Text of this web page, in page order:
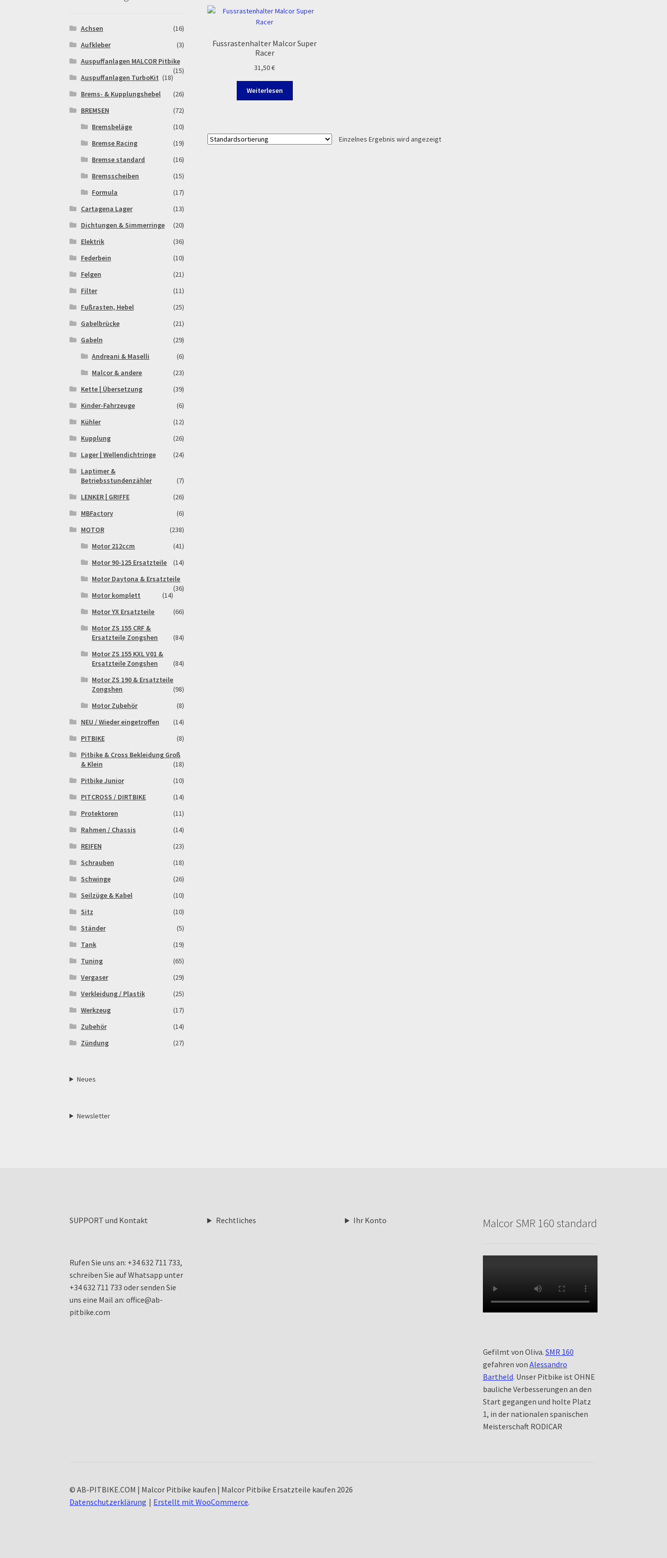
Zahlung & Versand
Fussrastenhalter Malcor Super
Racer
31,50€
Weiterlesen
Einzelnes Ergebnis wird angezeigt
Achsen
(16)
Aufkleber
(3)
Auspuffanlagen MALCOR Pitbike
(15)
Auspuffanlagen TurboKit (18)
Brems- & Kupplungshebel
(26)
BREMSEN
(72)
Bremsbeläge
(10)
Bremse Racing
(19)
Bremse standard
(16)
Bremsscheiben
(15)
Formula
(17)
Cartagena Lager
(13)
Dichtungen & Simmerringe
(20)
Elektrik
(36)
Federbein
(10)
Felgen
(21)
Filter
(11)
Fußrasten, Hebel
(25)
Gabelbrücke
(21)
Gabeln
(29)
Andreani & Maselli
(6)
Malcor & andere
(23)
Kette | Übersetzung
(39)
Kinder-Fahrzeuge
(6)
Kühler
(12)
Kupplung
(26)
Lager | Wellendichtringe
(24)
Laptimer &
Betriebsstundenzähler
(7)
LENKER | GRIFFE
(26)
MBFactory
(6)
MOTOR
(238)
Motor 212ccm
(41)
Motor 90-125 Ersatzteile
(14)
Motor Daytona & Ersatzteile
(36)
Motor komplett
(14)
Motor YX Ersatzteile
(66)
Motor ZS 155 CRF &
Ersatzteile Zongshen
(84)
Motor ZS 155 KXL V01 &
Ersatzteile Zongshen
(84)
Motor ZS 190 & Ersatzteile
Zongshen
(98)
Motor Zubehör
(8)
NEU / Wieder eingetroffen
(14)
PITBIKE
(8)
Pitbike & Cross Bekleidung Groß
& Klein
(18)
Pitbike Junior
(10)
PITCROSS / DIRTBIKE
(14)
Protektoren
(11)
Rahmen / Chassis
(14)
REIFEN
(23)
Schrauben
(18)
Schwinge
(26)
Seilzüge & Kabel
(10)
Sitz
(10)
Ständer
(5)
Tank
(19)
Tuning
(65)
Vergaser
(29)
Verkleidung / Plastik
(25)
Werkzeug
(17)
Zubehör
(14)
Zündung
(27)
Neues
Newsletter
SUPPORT und Kontakt
Rufen Sie uns an: +34 632 711 733,
schreiben Sie auf Whatsapp unter
+34 632 711 733 oder senden Sie
uns eine Mail an: office@ab-
pitbike.com
Rechtliches Ihr Konto Malcor SMR 160 standard
Gefilmt von Oliva. SMR 160
gefahren von Alessandro
Bartheld. Unser Pitbike ist OHNE
bauliche Verbesserungen an den
Start gegangen und holte Platz
1, in der nationalen spanischen
Meisterschaft RODICAR
© AB-PITBIKE.COM | Malcor Pitbike kaufen | Malcor Pitbike Ersatzteile kaufen 2026
Datenschutzerklärung
Erstellt mit WooCommerce.